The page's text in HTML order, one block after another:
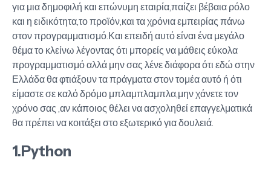
για μια δημοφιλή και επώνυμη εταιρία,παίζει βέβαια ρόλο
και η ειδικότητα,το προϊόν,και τα χρόνια εμπειρίας πάνω
στον προγραμματισμό.Και επειδή αυτό είναι ένα μεγάλο
θέμα το κλείνω λέγοντας ότι μπορείς να μάθεις εύκολα
προγραμματισμό αλλά μην σας λένε διάφορα ότι εδώ στην
Ελλάδα θα φτιάξουν τα πράγματα στον τομέα αυτό ή ότι
είμαστε σε καλό δρόμο μπλαμπλαμπλα,μην χάνετε τον
χρόνο σας ,αν κάποιος θέλει να ασχοληθεί επαγγελματικά
θα πρέπει να κοιτάξει στο εξωτερικό για δουλειά.
1.Python